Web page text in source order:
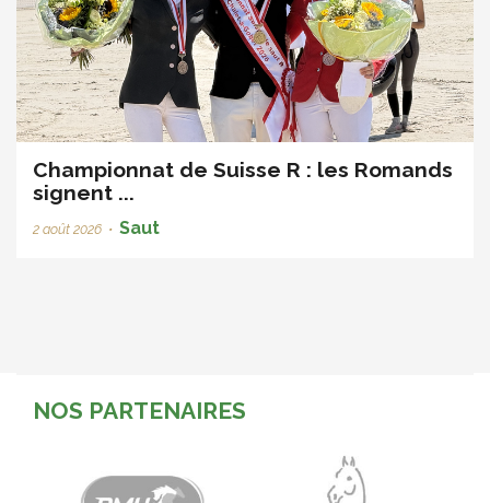
Championnat de Suisse R : les Romands
signent ...
2 août 2026 • Saut
NOS PARTENAIRES